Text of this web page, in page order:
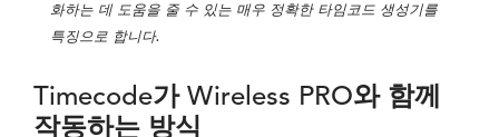
화하는 데 도움을 줄 수 있는 매우 정확한 타임코드 생성기를
특징으로 합니다.
Timecode가 Wireless PRO와 함께
작동하는 방식